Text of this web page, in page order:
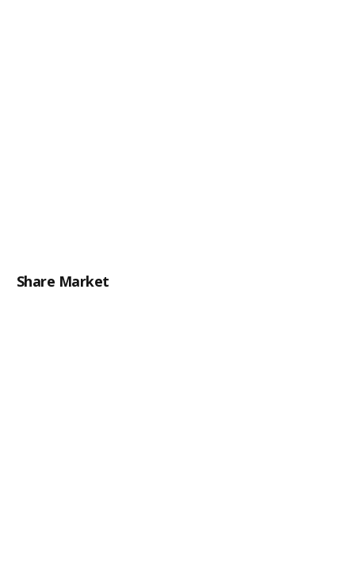
Share Market